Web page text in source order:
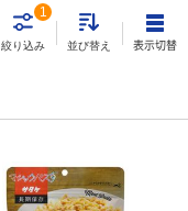
絞り込み
1
並び替え 表示切替